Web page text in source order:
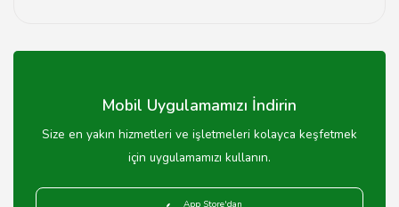
bulunmaktadır, bu nedenle yaş sınırları okula göre
Mobil Uygulamamızı İndirin
Size en yakın hizmetleri ve işletmeleri kolayca keşfetmek
için uygulamamızı kullanın.
App Store'dan